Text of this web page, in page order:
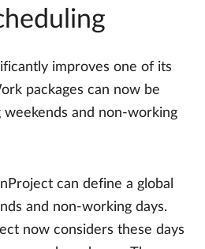
improves one of its
packages can now be
and non-working
can define a global
and non-working days.
now considers these days